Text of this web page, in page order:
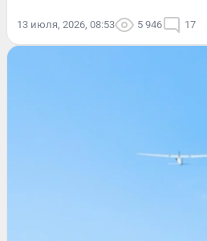
13 июля, 2026, 08:53 5 946 17